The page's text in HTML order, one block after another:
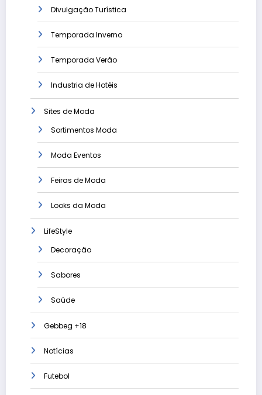
Divulgação Turística
Temporada Inverno
Temporada Verão
Industria de Hotéis
Sites de Moda
Sortimentos Moda
Moda Eventos
Feiras de Moda
Looks da Moda
LifeStyle
Decoração
Sabores
Saúde
Gebbeg +18
Notícias
Futebol